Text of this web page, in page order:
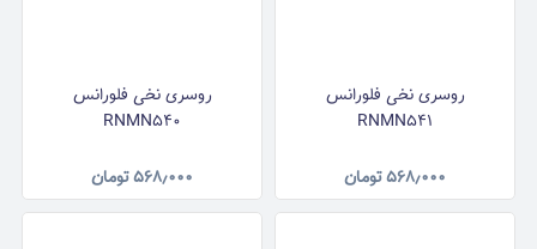
روسری نخی فلورانس
RNMN541
۵۶۸٫۰۰۰تومان
روسری نخی فلورانس
RNMN540
۵۶۸٫۰۰۰تومان